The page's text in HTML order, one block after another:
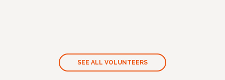
SEE ALL VOLUNTEERS